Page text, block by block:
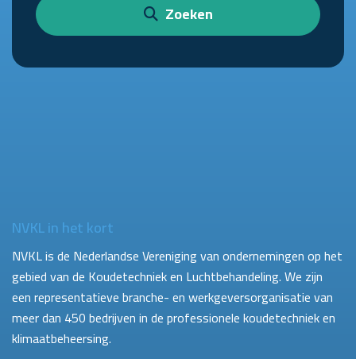
Zoeken
NVKL in het kort
NVKL is de Nederlandse Vereniging van ondernemingen op het
gebied van de Koudetechniek en Luchtbehandeling. We zijn
een representatieve branche- en werkgeversorganisatie van
meer dan 450 bedrijven in de professionele koudetechniek en
klimaatbeheersing.